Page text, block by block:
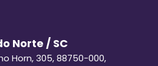
Norte / SC
Horn, 305, 88750-000,